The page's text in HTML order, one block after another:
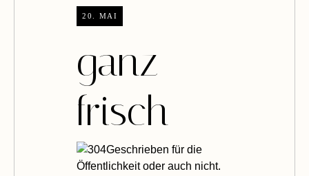
20. MAI
ganz
frisch
Geschrieben für die
Öffentlichkeit oder auch nicht.